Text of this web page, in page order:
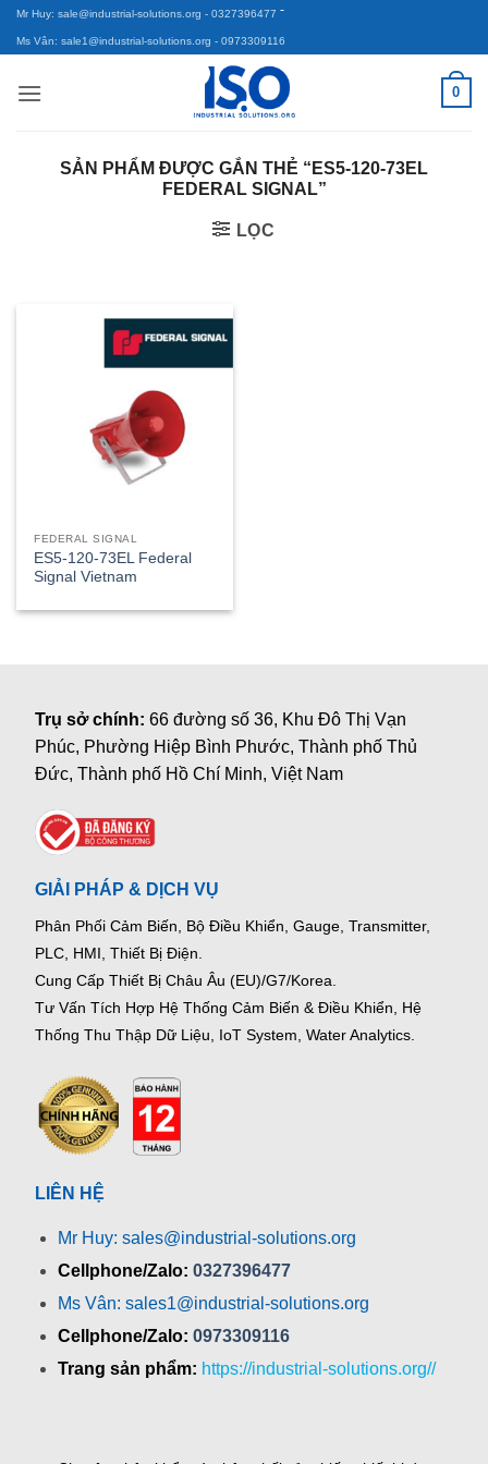
Bỏ
qua
dung
Mr Huy: sale@industrial-solutions.org - 0327396477 -
Ms Vân: sale1@industrial-solutions.org - 0973309116
0
SẢN PHẨM ĐƯỢC GẮN THẺ “ES5-120-73EL
FEDERAL SIGNAL”
LỌC
FEDERAL SIGNAL
ES5-120-73EL Federal
Signal Vietnam
Trụ sở chính:66 đường số 36, Khu Đô Thị Vạn
Phúc, Phường Hiệp Bình Phước, Thành phố Thủ
Đức, Thành phố Hồ Chí Minh, Việt Nam
GIẢI PHÁP & DỊCH VỤ
Phân Phối Cảm Biến, Bộ Điều Khiển, Gauge, Transmitter,
PLC, HMI, Thiết Bị Điện.
Cung Cấp Thiết Bị Châu Âu (EU)/G7/Korea.
Tư Vấn Tích Hợp Hệ Thống Cảm Biến & Điều Khiển, Hệ
Thống Thu Thập Dữ Liệu, IoT System, Water Analytics.
LIÊN HỆ
Mr Huy: sales@industrial-solutions.org
Cellphone/Zalo: 0327396477
Ms Vân: sales1@industrial-solutions.org
Cellphone/Zalo: 0973309116
Trang sản phẩm: https://industrial-solutions.org//